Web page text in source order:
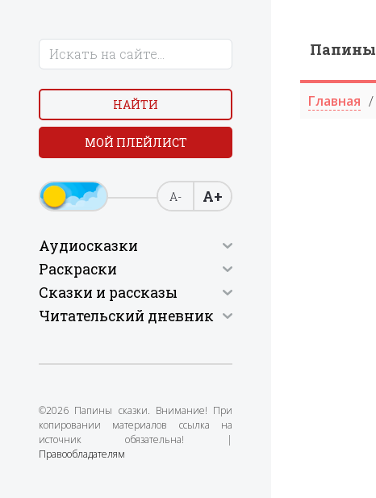
НАЙТИ
МОЙ ПЛЕЙЛИСТ
А- А+
Аудиосказки
Раскраски
Сказки и рассказы
Читательский дневник
©2026 Папины сказки. Внимание! При
копировании материалов ссылка на
источник обязательна! |
Правообладателям
Папины
Главная